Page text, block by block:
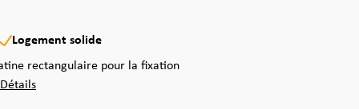
Logement solide
rectangulaire pour la fixation
Détails